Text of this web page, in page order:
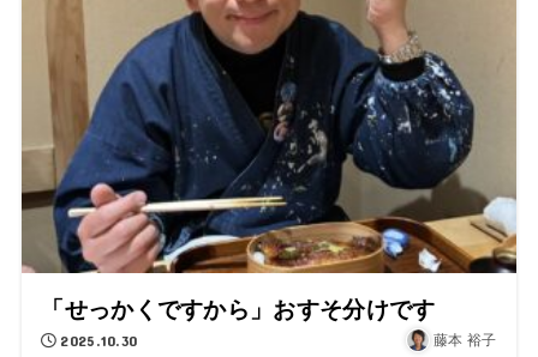
「せっかくですから」おすそ分けです
2025.10.30 藤本 裕子